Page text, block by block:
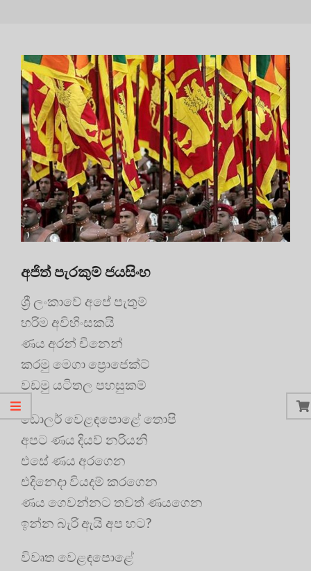
අජිත් පැරකුම් ජයසිංහ
ශ්‍රී ලංකාවේ අපේ පැතුම්
හරිම අවිහිංසකයි
ණය අරන් චීනෙන්
කරමු මෙගා ප්‍රොජෙක්ට්
වඩමු යටිතල පහසුකම්
ඩොලර් වෙළඳපොළේ තොපි
අපට ණය දියව් නරියනි
එසේ ණය අරගෙන
එදිනෙදා වියදම් කරගෙන
ණය ගෙවන්නට තවත් ණයගෙන
ඉන්න බැරි ඇයි අප හට?
විවෘත වෙළඳපොළේ